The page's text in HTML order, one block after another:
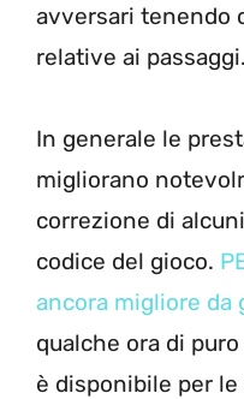
avversari tenendo
relative ai passaggi.
In generale le
migliorano
correzione di
codice del gioco.
ancora migliore da
qualche ora di
è disponibile per le